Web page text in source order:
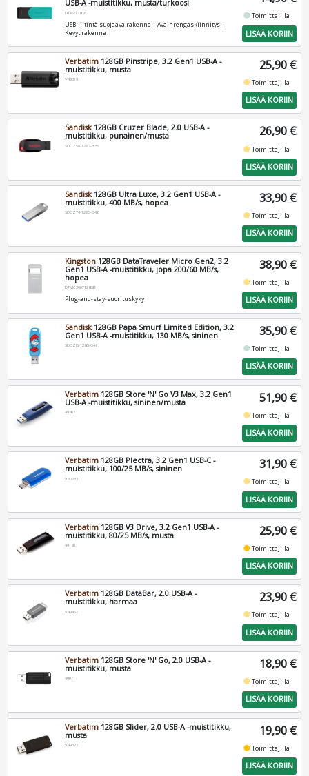
USB-A -muistitikku, musta/turkoosi
DTXS/128GB
USB-liitintä suojaava rakenne | Avainrengaskiinnitys |
Kevyt rakenne
fiber_manual_recordToimittajilla
LISÄÄ KORIIN
Verbatim 128GB Pinstripe, 3.2 Gen1 USB-A -
muistitikku, musta
V49319
25,90 €
fiber_manual_recordToimittajilla
LISÄÄ KORIIN
Sandisk128GB Cruzer Blade, 2.0 USB-A -
muistitikku, punainen/musta
SDCZ50-128G-B35
26,90 €
fiber_manual_recordToimittajilla
LISÄÄ KORIIN
Sandisk128GB Ultra Luxe, 3.2 Gen1 USB-A -
muistitikku, 400 MB/s, hopea
SDCZ74-128G-G46
33,90 €
fiber_manual_recordToimittajilla
LISÄÄ KORIIN
Kingston 128GB DataTraveler Micro Gen2, 3.2
Gen1 USB-A -muistitikku, jopa 200/60 MB/s,
hopea
DTMC3G2/128GB
Plug-and-stay-suorituskyky
38,90 €
fiber_manual_recordToimittajilla
LISÄÄ KORIIN
Sandisk128GB Papa Smurf Limited Edition, 3.2
Gen1 USB-A -muistitikku, 130 MB/s, sininen
SDCZIS-128G-G46
35,90 €
fiber_manual_recordToimittajilla
LISÄÄ KORIIN
Verbatim 128GB Store 'N' Go V3 Max, 3.2 Gen1
USB-A -muistitikku, sininen/musta
49808
51,90 €
fiber_manual_recordToimittajilla
LISÄÄ KORIIN
Verbatim 128GB Plectra, 3.2 Gen1 USB-C -
muistitikku, 100/25 MB/s, sininen
V30233
31,90 €
fiber_manual_recordToimittajilla
LISÄÄ KORIIN
Verbatim 128GB V3 Drive, 3.2 Gen1 USB-A -
muistitikku, 80/25 MB/s, musta
49189
25,90 €
fiber_manual_recordToimittajilla
LISÄÄ KORIIN
Verbatim 128GB DataBar, 2.0 USB-A -
muistitikku, harmaa
V49456
23,90 €
fiber_manual_recordToimittajilla
LISÄÄ KORIIN
Verbatim 128GB Store 'N' Go, 2.0 USB-A -
muistitikku, musta
49071
18,90 €
fiber_manual_recordToimittajilla
LISÄÄ KORIIN
Verbatim 128GB Slider, 2.0 USB-A -muistitikku,
musta
V49328
19,90 €
fiber_manual_recordToimittajilla
LISÄÄ KORIIN